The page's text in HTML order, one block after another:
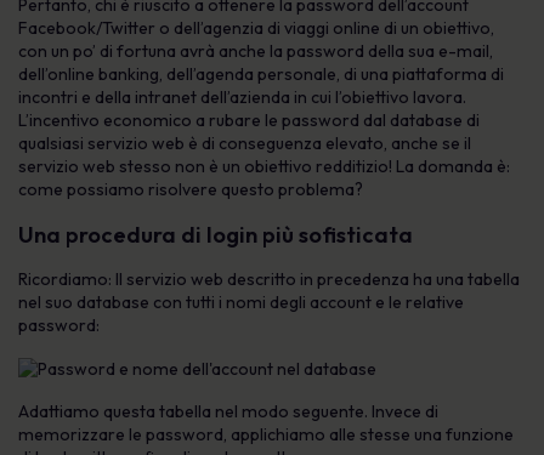
Pertanto, chi è riuscito a ottenere la password dell’account
Facebook/Twitter o dell’agenzia di viaggi online di un obiettivo,
con un po’ di fortuna avrà anche la password della sua e-mail,
dell’online banking, dell’agenda personale, di una piattaforma di
incontri e della intranet dell’azienda in cui l’obiettivo lavora.
L’incentivo economico a rubare le password dal database di
qualsiasi servizio web è di conseguenza elevato, anche se il
servizio web stesso non è un obiettivo redditizio! La domanda è:
come possiamo risolvere questo problema?
Una procedura di login più sofisticata
Ricordiamo: Il servizio web descritto in precedenza ha una tabella
nel suo database con tutti i nomi degli account e le relative
password:
Adattiamo questa tabella nel modo seguente. Invece di
memorizzare le password, applichiamo alle stesse una funzione